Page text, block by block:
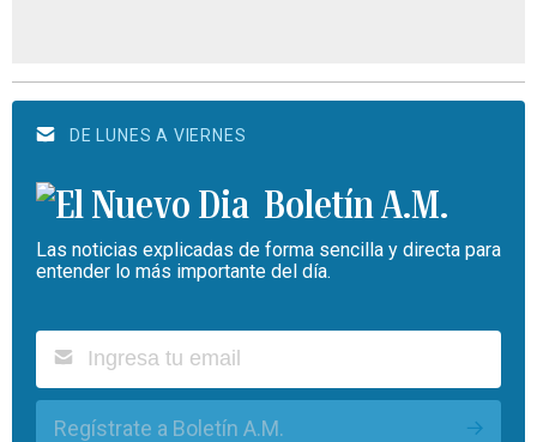
DE LUNES A VIERNES
Boletín A.M.
Las noticias explicadas de forma sencilla y directa para
entender lo más importante del día.
Regístrate a Boletín A.M.